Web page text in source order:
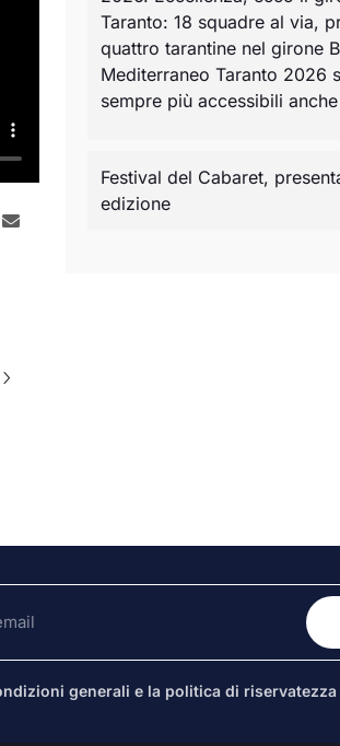
Taranto: 18 squadre al via,
quattro tarantine nel girone
Mediterraneo Taranto 2026
sempre più accessibili
Festival del Cabaret,
edizione
generali e la politica di riservatezza